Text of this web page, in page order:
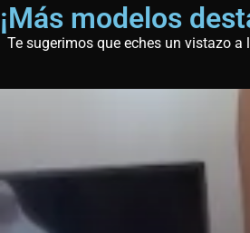
¡Más modelos
Te sugerimos que eches un vistazo a